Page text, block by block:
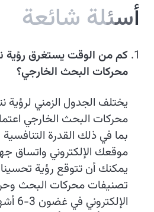
أسئلة شائعة
كم من الوقت يستغرق رؤية
محركات البحث الخارجي؟
يختلف الجدول الزمني
محركات البحث الخارجي
بما في ذلك القدرة
موقعك الإلكتروني واتساق
يمكنك أن تتوقع رؤية
تصنيفات محركات البحث